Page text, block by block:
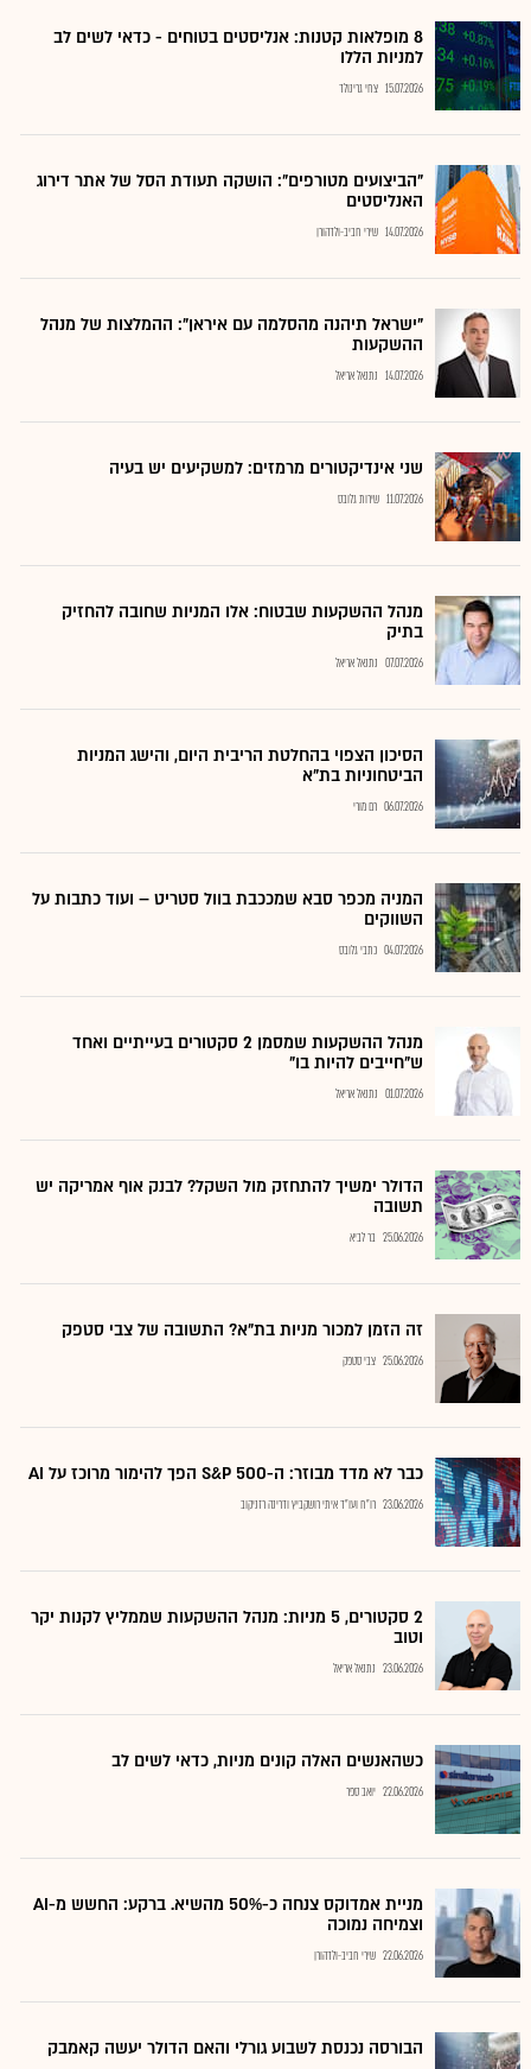
8 מופלאות קטנות: אנליסטים בטוחים - כדאי לשים לב
למניות הללו
15.07.2026 צחי גרינולד
"הביצועים מטורפים": הושקה תעודת הסל של אתר דירוג
האנליסטים
14.07.2026 שירי חביב-ולדהורן
"ישראל תיהנה מהסלמה עם איראן": ההמלצות של מנהל
ההשקעות
14.07.2026 נתנאל אריאל
שני אינדיקטורים מרמזים: למשקיעים יש בעיה
11.07.2026 שירות גלובס
מנהל ההשקעות שבטוח: אלו המניות שחובה להחזיק
בתיק
07.07.2026 נתנאל אריאל
הסיכון הצפוי בהחלטת הריבית היום, והישג המניות
הביטחוניות בת"א
06.07.2026 רם מורי
המניה מכפר סבא שמככבת בוול סטריט – ועוד כתבות על
השווקים
04.07.2026 כתבי גלובס
מנהל ההשקעות שמסמן 2 סקטורים בעייתיים ואחד
ש"חייבים להיות בו"
01.07.2026 נתנאל אריאל
הדולר ימשיך להתחזק מול השקל? לבנק אוף אמריקה יש
תשובה
25.06.2026 בר לביא
זה הזמן למכור מניות בת"א? התשובה של צבי סטפק
25.06.2026 צבי סטפק
כבר לא מדד מבוזר: ה-S&P 500 הפך להימור מרוכז על AI
23.06.2026 רו"ח ועו"ד איתי רושקביץ ודרינה רזניקוב
2 סקטורים, 5 מניות: מנהל ההשקעות שממליץ לקנות יקר
וטוב
23.06.2026 נתנאל אריאל
כשהאנשים האלה קונים מניות, כדאי לשים לב
22.06.2026 יואב ספר
מניית אמדוקס צנחה כ-50% מהשיא. ברקע: החשש מ-AI
וצמיחה נמוכה
22.06.2026 שירי חביב-ולדהורן
הבורסה נכנסת לשבוע גורלי והאם הדולר יעשה קאמבק